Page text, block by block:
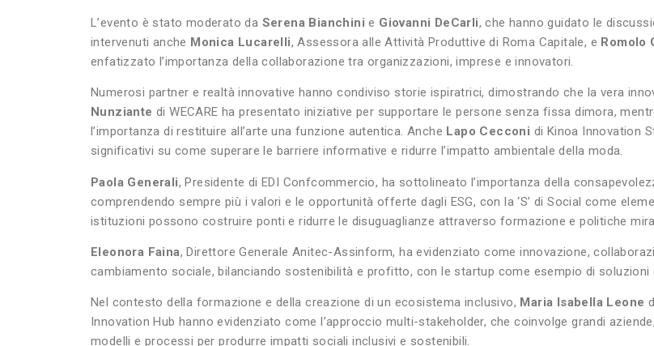
L’evento è stato moderato da Serena Bianchini e Giovanni DeCarli, che hanno guidato le
intervenuti anche Monica Lucarelli, Assessora alle Attività Produttive di Roma Capitale, e Romolo
enfatizzato l’importanza della collaborazione tra organizzazioni, imprese e innovatori.
Numerosi partner e realtà innovative hanno condiviso storie ispiratrici, dimostrando che la vera
Nunziante di WECARE ha presentato iniziative per supportare le persone senza fissa dimora,
l’importanza di restituire all’arte una funzione autentica. Anche Lapo Cecconi di Kinoa Innovation
significativi su come superare le barriere informative e ridurre l’impatto ambientale della moda.
Paola Generali, Presidente di EDI Confcommercio, ha sottolineato l’importanza della
comprendendo sempre più i valori e le opportunità offerte dagli ESG, con la ‘S’ di Social come
istituzioni possono costruire ponti e ridurre le disuguaglianze attraverso formazione e politiche
Eleonora Faina, Direttore Generale Anitec-Assinform, ha evidenziato come innovazione,
cambiamento sociale, bilanciando sostenibilità e profitto, con le startup come esempio di soluzioni
Nel contesto della formazione e della creazione di un ecosistema inclusivo, Maria Isabella Leone
Innovation Hub hanno evidenziato come l’approccio multi-stakeholder, che coinvolge grandi
modelli e processi per produrre impatti sociali inclusivi e sostenibili.